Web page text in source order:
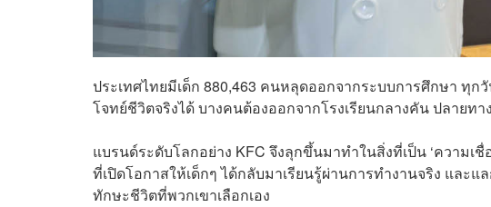
ประเทศไทยมีเด็ก 880,463 คนหลุดออกจากระบบการศึกษา ทุ
โจทย์ชีวิตจริงได้ บางคนต้องออกจากโรงเรียนกลางคัน ปลายท
แบรนด์ระดับโลกอย่าง KFC จึงลุกขึ้นมาทำในสิ่งที่เป็น ‘ความเชื่
ที่เปิดโอกาสให้เด็กๆ ได้กลับมาเรียนรู้ผ่านการทำงานจริง และ
ทักษะชีวิตที่พวกเขาเลือกเอง